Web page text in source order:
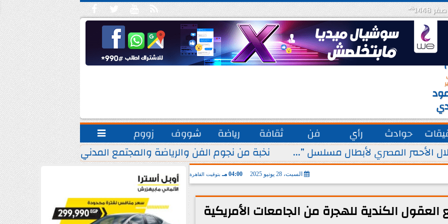
   

هـ
حوادث رأي فن ثقافة رياضة شووف زووم 
الأحمر المصري لأبطال مسلسل ”... نخبة من نجوم الفن والرياضة والمجتمع المدني.. يشاركون
السبت، 28 يونيو 2025 04:00 مـ بتوقيت القاهرة
الكندية للهجرة من الجامعات الأمريكية